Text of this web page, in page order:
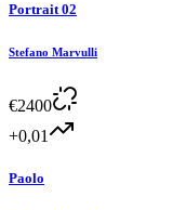
Portrait 02
Stefano Marvulli
€2400
+0,01
Paolo